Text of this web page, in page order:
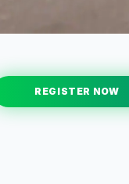
REGISTER NOW